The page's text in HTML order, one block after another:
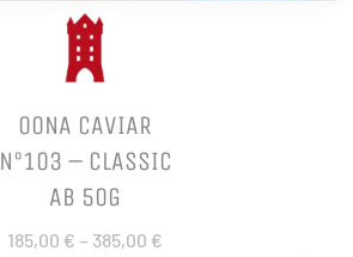
OONA CAVIAR
N°103 – CLASSIC
AB 50G
185,00 € – 385,00 €